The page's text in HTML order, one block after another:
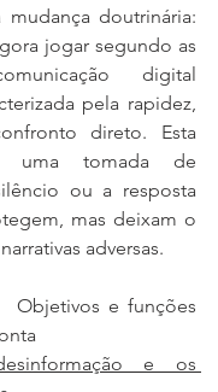
mudança doutrinária:
jogar segundo as
digital
pela rapidez,
direto. Esta
uma tomada de
ou a resposta
mas deixam o
adversas.
Objetivos e funções
e os